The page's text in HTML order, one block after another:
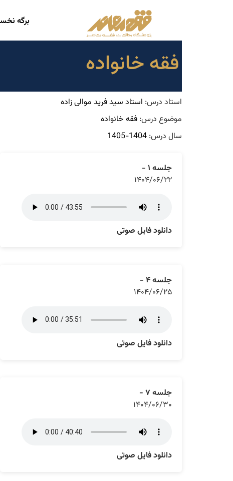
برگه
فقه خانواده
استاد درس: استاد سید فرید موالی زاده
موضوع درس: فقه خانواده
سال درس: 1404-1405
جلسه ۱ -
۱۴۰۴/۰۶/۲۲
دانلود فایل صوتی
جلسه ۴ -
۱۴۰۴/۰۶/۲۵
دانلود فایل صوتی
جلسه ۷ -
۱۴۰۴/۰۶/۳۰
دانلود فایل صوتی